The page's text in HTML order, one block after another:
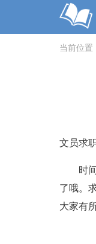
当前位置
文员求
时间
了哦。
大家有